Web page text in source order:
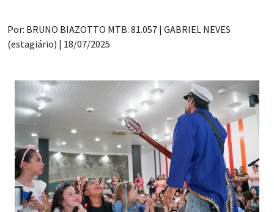
Por: BRUNO BIAZOTTO MTB: 81.057 | GABRIEL NEVES
(estagiário) | 18/07/2025